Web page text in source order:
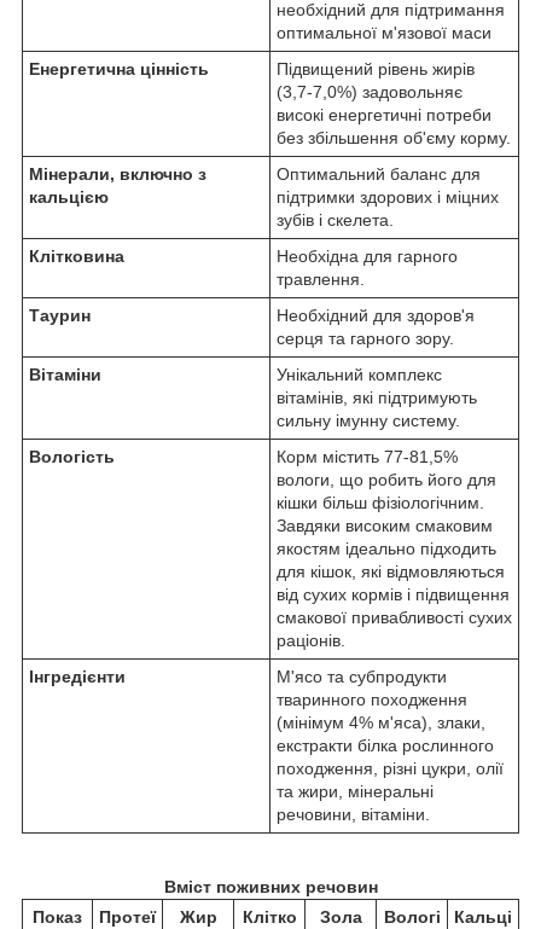
необхідний для підтримання
оптимальної м'язової маси
Енергетична цінність
Підвищений рівень жирів
(3,7-7,0%) задовольняє
високі енергетичні потреби
без збільшення об'єму корму.
Мінерали, включно з
кальцією
Оптимальний баланс для
підтримки здорових і міцних
зубів і скелета.
Клітковина
Необхідна для гарного
травлення.
Таурин
Необхідний для здоров'я
серця та гарного зору.
Вітаміни
Унікальний комплекс
вітамінів, які підтримують
сильну імунну систему.
Вологість
Корм містить 77-81,5%
вологи, що робить його для
кішки більш фізіологічним.
Завдяки високим смаковим
якостям ідеально підходить
для кішок, які відмовляються
від сухих кормів і підвищення
смакової привабливості сухих
раціонів.
Інгредієнти
М'ясо та субпродукти
тваринного походження
(мінімум 4% м'яса), злаки,
екстракти білка рослинного
походження, різні цукри, олії
та жири, мінеральні
речовини, вітаміни.
Вміст поживних речовин
Показ
Протеї Жир Клітко Зола Вологі Кальці